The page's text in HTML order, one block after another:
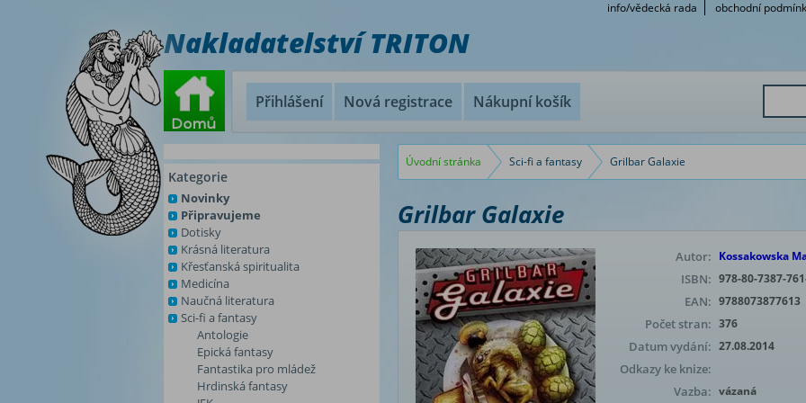
info/vědecká rada obchodní
Nakladatelství TRITON
Přihlášení Nová registrace Nákupní košík
Kategorie
Novinky
Připravujeme
Dotisky
Krásná literatura
Křesťanská spiritualita
Medicína
Naučná literatura
Sci-fi a fantasy
Antologie
Epická fantasy
Fantastika pro mládež
Hrdinská fantasy
Úvodní stránka Sci-fi a fantasy Grilbar Galaxie
Grilbar Galaxie
Autor: Kossakowska
ISBN: 978-80-7387-
EAN: 9788073877613
Počet stran: 376
Datum vydání: 27.08.2014
Odkazy ke knize:
Vazba: vázaná